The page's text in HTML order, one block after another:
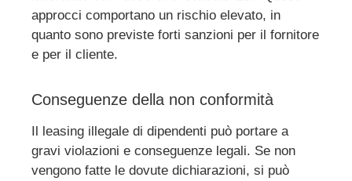
approcci comportano un rischio elevato, in
quanto sono previste forti sanzioni per il fornitore
e per il cliente.
Conseguenze della non conformità
Il leasing illegale di dipendenti può portare a
gravi violazioni e conseguenze legali. Se non
vengono fatte le dovute dichiarazioni, si può